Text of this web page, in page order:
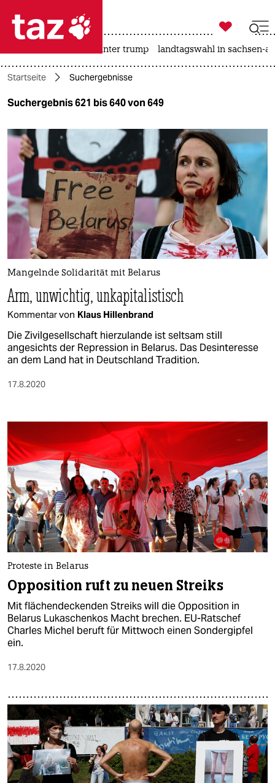
 taz zahl ich
taz zahl ich
themen
politik
öko
gesellschaft
kultur
sport
berlin
nord
wahrheit
verlag
verlag
shop
fragen & hilfe
unterstützen
abo
genossenschaft
epaper login

taz zahl ich
usa unter trump landtagswahl in sachsen-
Startseite Suchergebnisse
Suchergebnis 621 bis 640 von 649
Mangelnde Solidarität mit Belarus
Arm, unwichtig, unkapitalistisch
Kommentar von Klaus Hillenbrand
Die Zivilgesellschaft hierzulande ist seltsam still
angesichts der Repression in Belarus. Das Desinteresse
an dem Land hat in Deutschland Tradition.
17.8.2020
Proteste in Belarus
Opposition ruft zu neuen Streiks
Mit flächendeckenden Streiks will die Opposition in
Belarus Lukaschenkos Macht brechen. EU-Ratschef
Charles Michel beruft für Mittwoch einen Sondergipfel
ein.
17.8.2020